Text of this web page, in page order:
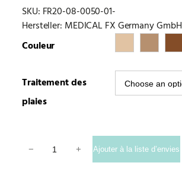
SKU: FR20-08-0050-01-
Hersteller: MEDICAL FX Germany GmbH
Couleur
Traitement des
plaies
Frame Model Escarre sacrée quantity
− + Ajouter à la liste d’envies